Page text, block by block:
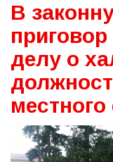
В
делу о